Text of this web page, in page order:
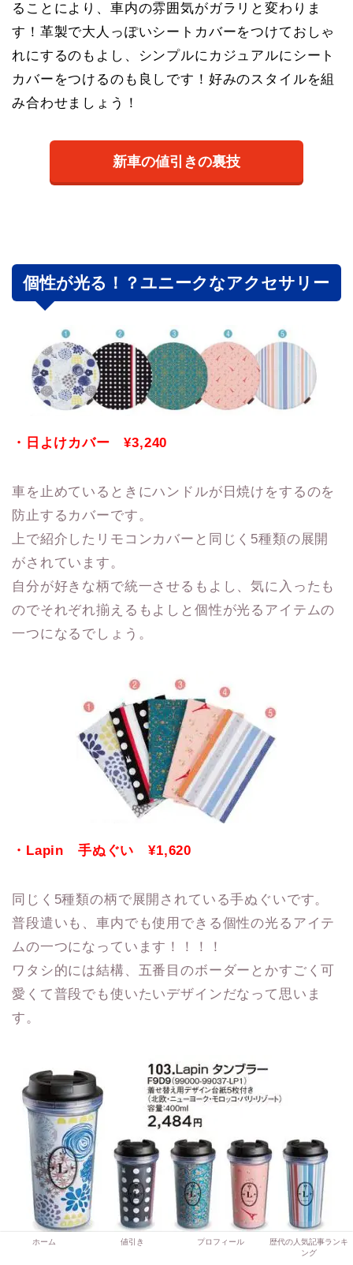
ることにより、車内の雰囲気がガラリと変わりま
す！革製で大人っぽいシートカバーをつけておしゃ
れにするのもよし、シンプルにカジュアルにシート
カバーをつけるのも良しです！好みのスタイルを組
み合わせましょう！
新車の値引きの裏技
個性が光る！？ユニークなアクセサリー
・ 日よけカバー ¥3,240
車を止めているときにハンドルが日焼けをするのを
防止するカバーです。
上で紹介したリモコンカバーと同じく5種類の展開
がされています。
自分が好きな柄で統一させるもよし、気に入ったも
のでそれぞれ揃えるもよしと個性が光るアイテムの
一つになるでしょう。
・Lapin 手ぬぐい ¥1,620
同じく5種類の柄で展開されている手ぬぐいです。
普段遣いも、車内でも使用できる個性の光るアイテ
ムの一つになっています！！！！
ワタシ的には結構、五番目のボーダーとかすごく可
愛くて普段でも使いたいデザインだなって思いま
す。
ホーム 値引き プロフィール
歴代の人気記事ランキ
ング